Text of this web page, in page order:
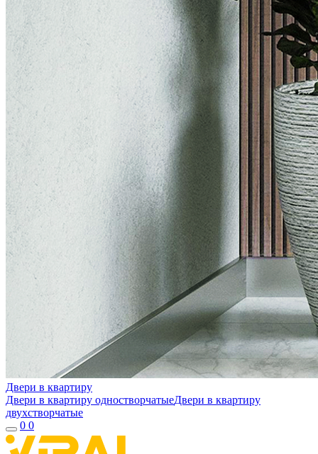
Двери в квартиру
Двери в квартиру одностворчатыеДвери в квартиру
двухстворчатые
0 0